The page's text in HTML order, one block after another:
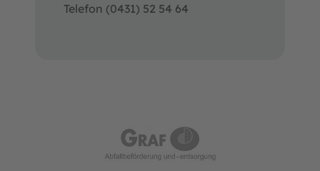
Telefon (0431) 52 54 64